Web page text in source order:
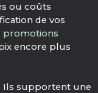
ou coûts
de vos
promotions
encore plus
Ils supportent une